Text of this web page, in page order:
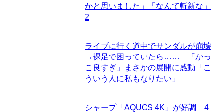
かと思いました」「なんて斬新な」
2
ライブに行く道中でサンダルが崩壊
→裸足で困っていたら…… 「かっ
こ良すぎ」まさかの展開に感動「こ
ういう人に私もなりたい」
シャープ「AQUOS 4K」が好調 4